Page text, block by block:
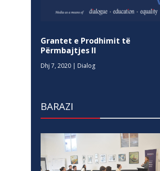
Grantet e Prodhimit të
Përmbajtjes II
Dhj 7, 2020 | Dialog
BARAZI